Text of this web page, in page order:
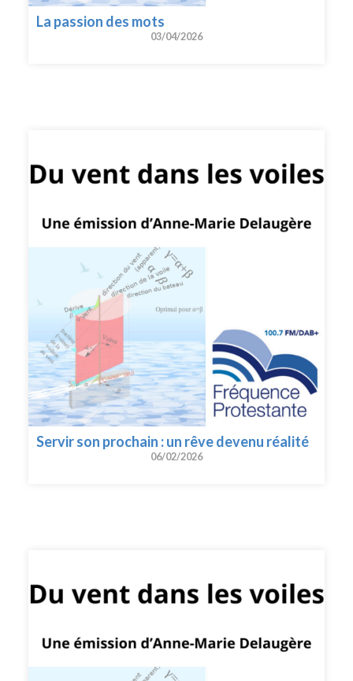
La passion des mots
03/04/2026
Servir son prochain : un rêve devenu réalité
06/02/2026